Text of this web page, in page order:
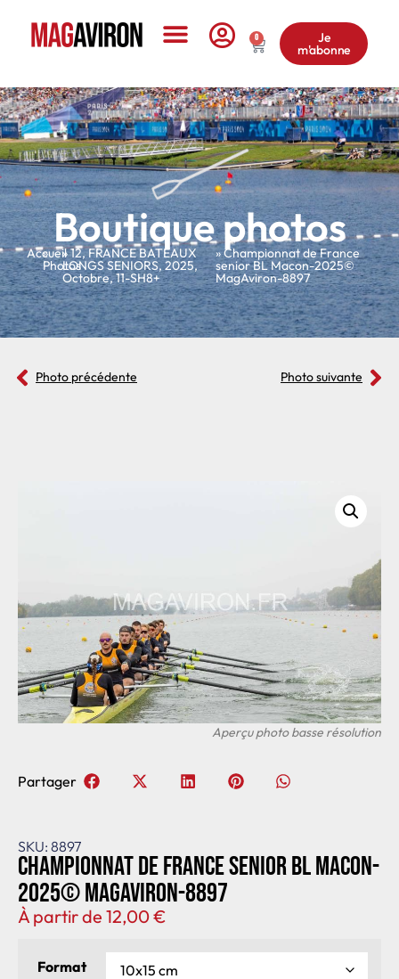
0 Je
m'abonne
Boutique photos
Accueil
»
Photos
»12,FRANCE BATEAUX
LONGS SENIORS,2025,
Octobre,11-SH8+
» Championnat de France
senior BL Macon-2025©
MagAviron-8897
Photo précédente Photo suivante
SKU: 8897
Championnat de France senior BL Macon-
2025© MagAviron-8897
À partir de 12,00€
Format
Partager